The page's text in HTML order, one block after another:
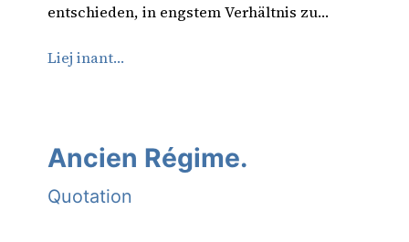
entschieden, in engstem Verhältnis zu…
Liej inant…
Ancien Régime.
Quotation